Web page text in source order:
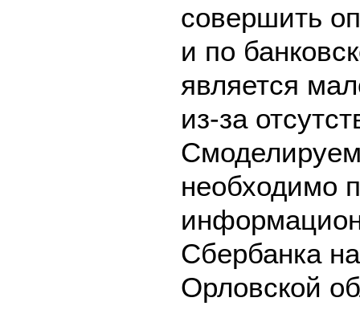
совершить
и по
является
из-за
необходимо
Сбербанка
Орловской